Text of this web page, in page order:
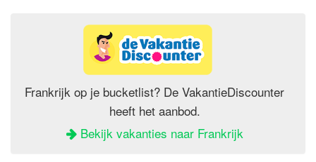
Frankrijk op je bucketlist? De VakantieDiscounter
heeft het aanbod.
Bekijk vakanties naar Frankrijk